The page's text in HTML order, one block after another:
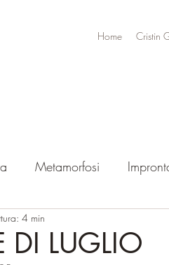
Home Cristin
Metamorfosi
DI LUGLIO
4 min